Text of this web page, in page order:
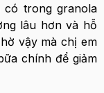
trong granola
lâu hơn và hỗ
vậy mà chị em
chính để giảm